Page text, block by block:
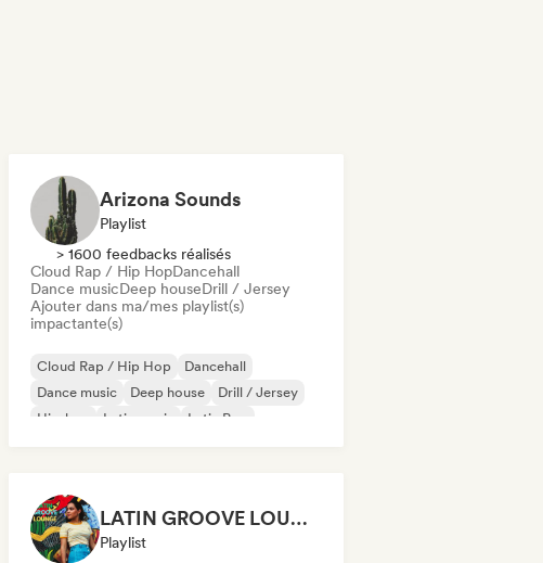
Arizona Sounds
Playlist
> 1600 feedbacks réalisés
Cloud Rap / Hip HopDancehall
Dance musicDeep houseDrill / Jersey
Ajouter dans ma/mes playlist(s)
impactante(s)
Cloud Rap / Hip Hop
Dancehall
Dance music
Deep house
Drill / Jersey
Hip-hop
Latin music Latin Pop
LATIN GROOVE LOUNGE
Playlist